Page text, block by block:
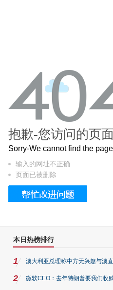
卷，还原了600岁的紫禁城
抱歉-您访问的页
Sorry-We cannot find the
输入的网址不正确
页面已被删除
本日热榜排行
1 澳大利亚总理称中方无兴趣与澳
2 微软CEO：去年特朗普要我们收